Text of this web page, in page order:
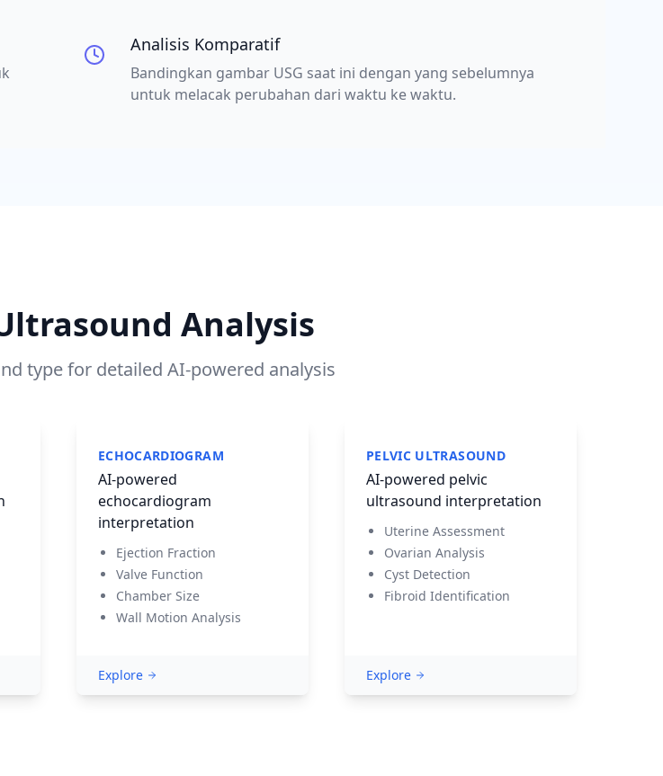
Analisis Komparatif
Bandingkan gambar USG saat ini dengan yang sebelumnya
untuk melacak perubahan dari waktu ke waktu.
Analysis
type for detailed AI-powered analysis
ECHOCARDIOGRAM
AI-powered
echocardiogram
interpretation
Ejection Fraction
Valve Function
Chamber Size
Wall Motion Analysis
Explore
PELVIC ULTRASOUND
AI-powered pelvic
ultrasound interpretation
Uterine Assessment
Ovarian Analysis
Cyst Detection
Fibroid Identification
Explore